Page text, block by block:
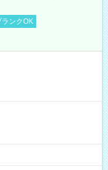
ランクOK